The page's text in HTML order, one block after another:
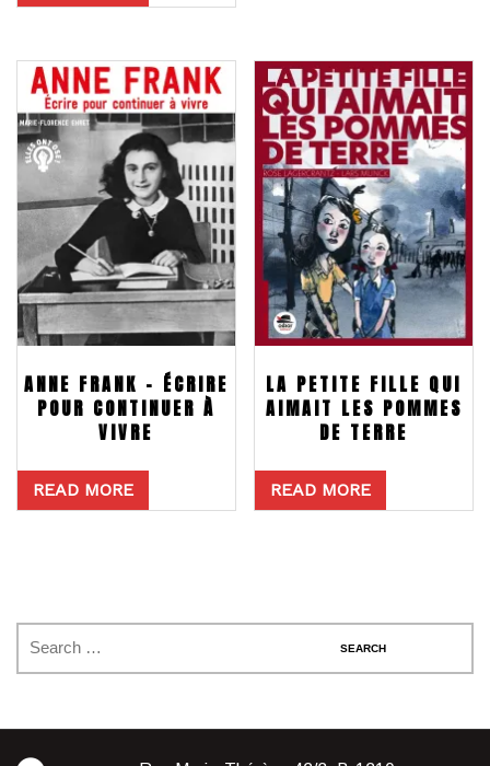
ANNE FRANK – ÉCRIRE
POUR CONTINUER À
VIVRE
READ MORE
LA PETITE FILLE QUI
AIMAIT LES POMMES
DE TERRE
READ MORE